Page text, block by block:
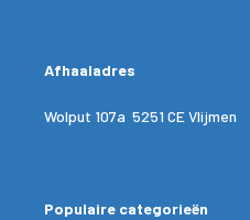
Afhaaladres
Wolput 107a 5251 CE Vlijmen
Populaire categorieën